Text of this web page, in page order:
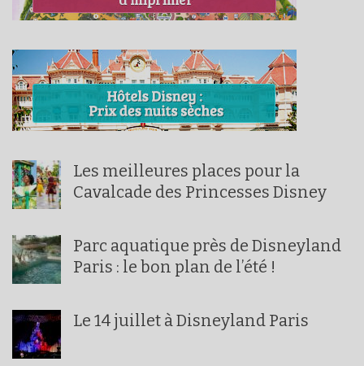
Les meilleures places pour la
Cavalcade des Princesses Disney
Parc aquatique près de Disneyland
Paris : le bon plan de l’été !
Le 14 juillet à Disneyland Paris